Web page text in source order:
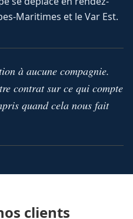
Maritimes et le Var Est.
à aucune compagnie.
contrat sur ce qui compte
quand cela nous fait
clients